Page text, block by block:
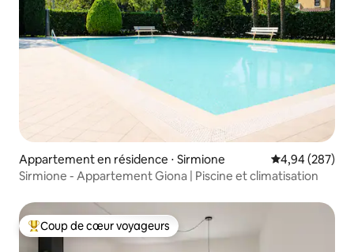
Appartement en résidence ⋅ Sirmione Évaluation
4,94 (287)
Sirmione - Appartement Giona | Piscine et climatisation
Coups de cœur voyageurs les plus appréciés
Coup de cœur voyageurs